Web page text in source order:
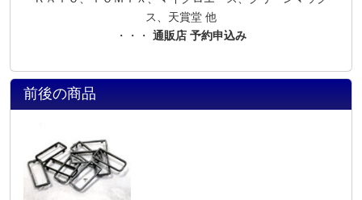
ス、天賞堂 他
・・・ 通販店 予約申込み
前後の商品